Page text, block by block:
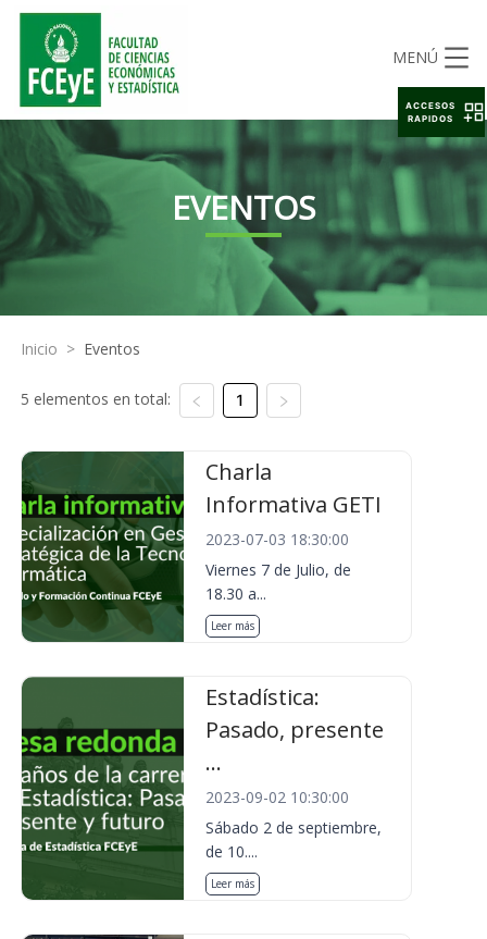
MENÚ
EVENTOS
Inicio > Eventos
5 elementos en total: 1
Charla
Informativa GETI
2023-07-03 18:30:00
Viernes 7 de Julio, de
18.30 a...
Leer más
Estadística:
Pasado, presente
...
2023-09-02 10:30:00
Sábado 2 de septiembre,
de 10....
Leer más
ACCESOS
RAPIDOS